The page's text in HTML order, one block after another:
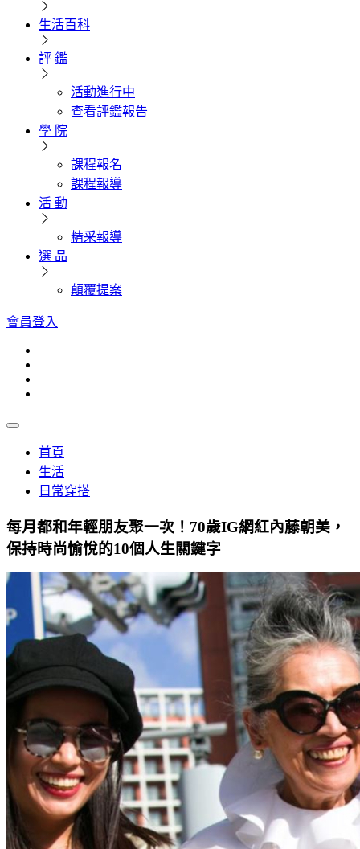
生活百科
評 鑑
活動進行中
查看評鑑報告
學 院
課程報名
課程報導
活 動
精采報導
選 品
顛覆提案
會員登入
首頁
生活
日常穿搭
每月都和年輕朋友聚一次！70歲IG網紅內藤朝美，
保持時尚愉悅的10個人生關鍵字